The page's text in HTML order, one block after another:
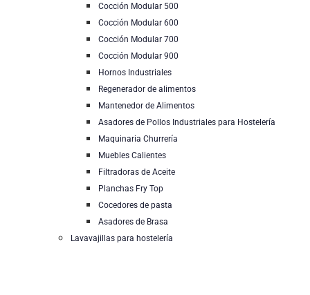
Cocción Modular 500
Cocción Modular 600
Cocción Modular 700
Cocción Modular 900
Hornos Industriales
Regenerador de alimentos
Mantenedor de Alimentos
Asadores de Pollos Industriales para Hostelería
Maquinaria Churrería
Muebles Calientes
Filtradoras de Aceite
Planchas Fry Top
Cocedores de pasta
Asadores de Brasa
Lavavajillas para hostelería